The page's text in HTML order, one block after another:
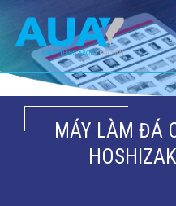
dung
MÁY LÀM ĐÁ